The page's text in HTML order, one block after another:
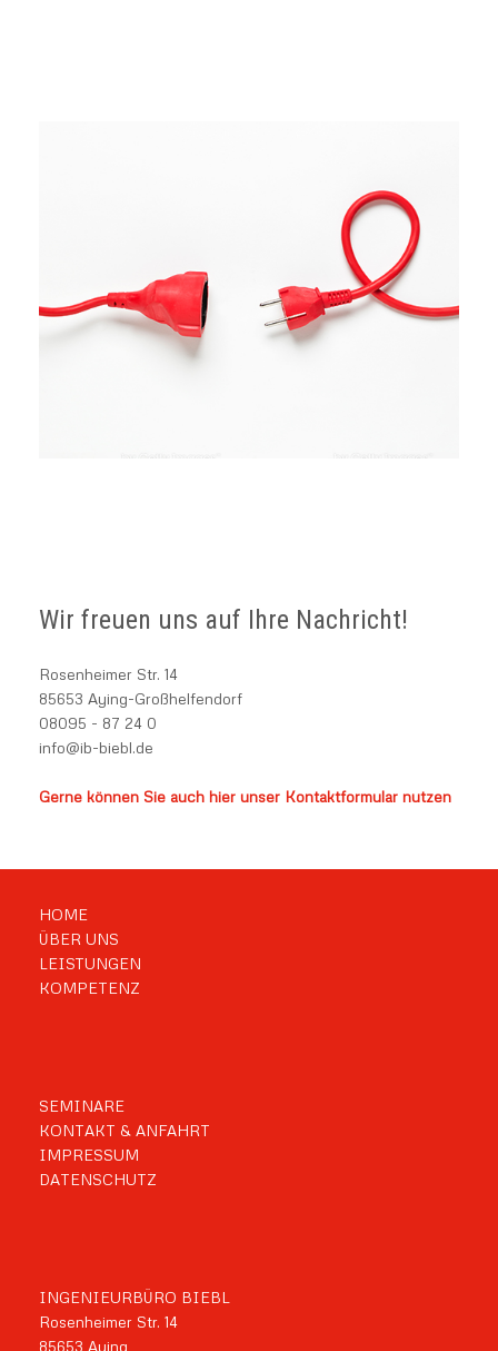
Wir freuen uns auf Ihre Nachricht!
Rosenheimer Str. 14
85653 Aying-Großhelfendorf
08095 - 87 24 0
info@ib-biebl.de
Gerne können Sie auch hier unser Kontaktformular nutzen
HOME
ÜBER UNS
LEISTUNGEN
KOMPETENZ
SEMINARE
KONTAKT & ANFAHRT
IMPRESSUM
DATENSCHUTZ
INGENIEURBÜRO BIEBL
Rosenheimer Str. 14
85653 Aying